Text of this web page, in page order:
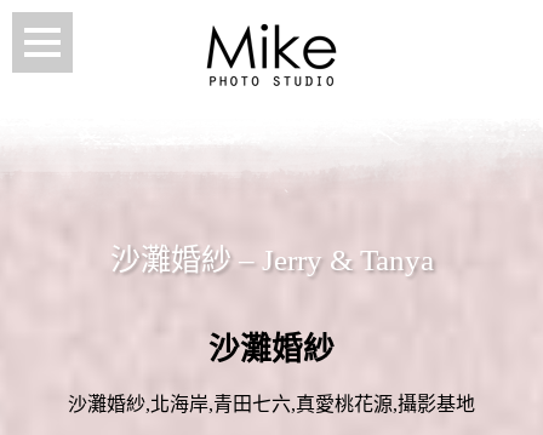
沙灘婚紗 – Jerry & Tanya
沙灘婚紗
沙灘婚紗,北海岸,青田七六,真愛桃花源,攝影基地